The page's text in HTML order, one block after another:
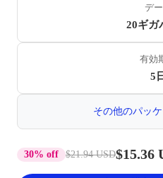
デ
20ギガ
有効
5
その他のパッ
30% off $21.94 USD$15.36